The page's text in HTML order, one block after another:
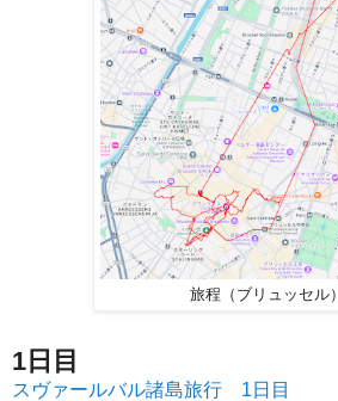
旅程（ブリュッセル）
1日目
スヴァールバル諸島旅行 1日目